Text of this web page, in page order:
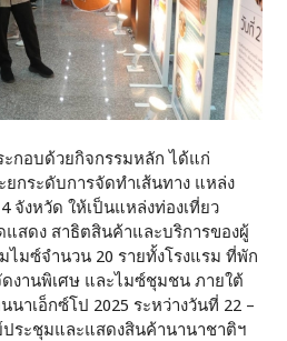
ะกอบด้วยกิจกรรมหลัก ได้แก่
กระดับการจัดทำเส้นทาง แหล่ง
จังหวัด ให้เป็นแหล่งท่องเที่ยว
สดง สาธิตสินค้าและบริการของผู้
ไมซ์จำนวน 20 รายทั้งโรงแรม ที่พัก
งานพิเศษ และไมซ์ชุมชน ภายใต้
าเอ็กซ์โป 2025 ระหว่างวันที่ 22 –
ระชุมและแสดงสินค้านานาชาติฯ